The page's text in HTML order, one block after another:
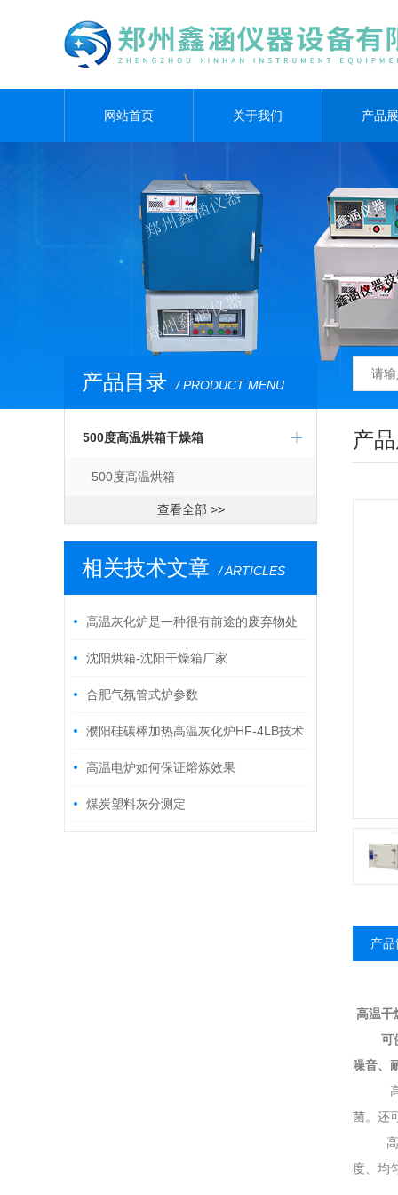
网站首页 关于我们 产品
产品目录 / PRODUCT MENU
500度高温烘箱干燥箱
500度高温烘箱
查看全部 >>
相关技术文章 / ARTICLES
高温灰化炉是一种很有前途的废弃物处
理设备
沈阳烘箱-沈阳干燥箱厂家
合肥气氛管式炉参数
濮阳硅碳棒加热高温灰化炉HF-4LB技术
参数高温电炉如何保证熔炼效果
煤炭塑料灰分测定
产品
产
高温干
可
噪音、
菌。还
度、均